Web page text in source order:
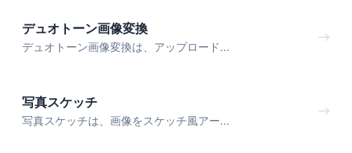
デュオトーン画像変換
デュオトーン画像変換は、アップロード...
写真スケッチ
写真スケッチは、画像をスケッチ風アー...